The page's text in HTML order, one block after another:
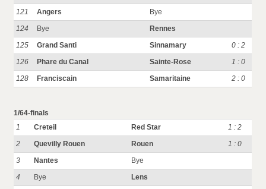
121
Angers
Bye
124
Bye
Rennes
125
Grand Santi Sinnamary
0 : 2
126
Phare du Canal Sainte-Rose
1 : 0
128
Franciscain Samaritaine 2 : 0
1/64-finals
1
Creteil Red Star
1 : 2
2
Quevilly Rouen Rouen
1 : 0
3
Nantes
Bye
4
Bye
Lens